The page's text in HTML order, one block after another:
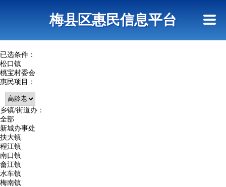
查询指引梅县区惠民信息平台
已选条件：
松口镇
桃宝村委会
惠民项目：
乡镇/街道办：
全部
新城办事处
扶大镇
程江镇
南口镇
畲江镇
水车镇
梅南镇